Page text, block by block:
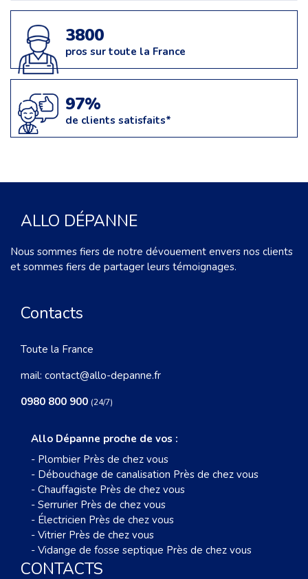
3800
pros sur toute la France
97%
de clients satisfaits*
ALLO DÉPANNE
Nous sommes fiers de notre dévouement envers nos clients
et sommes fiers de partager leurs témoignages.
Contacts
Toute la France
mail: contact@allo-depanne.fr
0980 800 900 (24/7)
Allo Dépanne proche de vos :
- Plombier Près de chez vous
- Débouchage de canalisation Près de chez vous
- Chauffagiste Près de chez vous
- Serrurier Près de chez vous
- Électricien Près de chez vous
- Vitrier Près de chez vous
- Vidange de fosse septique Près de chez vous
CONTACTS